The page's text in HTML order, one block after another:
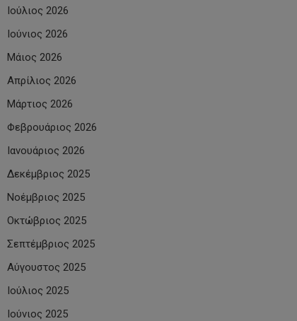
Ιούλιος 2026
Ιούνιος 2026
Μάιος 2026
Απρίλιος 2026
Μάρτιος 2026
Φεβρουάριος 2026
Ιανουάριος 2026
Δεκέμβριος 2025
Νοέμβριος 2025
Οκτώβριος 2025
Σεπτέμβριος 2025
Αύγουστος 2025
Ιούλιος 2025
Ιούνιος 2025